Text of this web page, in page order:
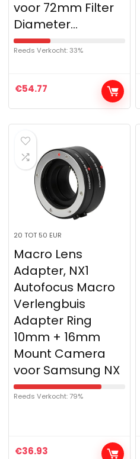
voor 72mm Filter
Diameter…
Reeds Verkocht: 33%
€54.77
20 TOT 50 EUR
Macro Lens
Adapter, NX1
Autofocus Macro
Verlengbuis
Adapter Ring
10mm + 16mm
Mount Camera
voor Samsung NX
Reeds Verkocht: 79%
€36.93